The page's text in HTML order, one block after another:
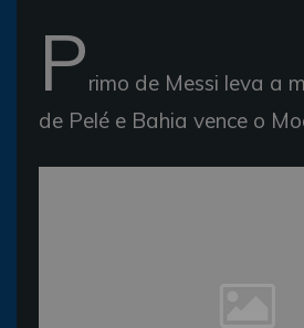
Primo de Messi leva a
de Pelé e Bahia vence o